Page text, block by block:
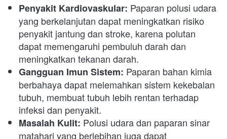
Penyakit Kardiovaskular: Paparan polusi udara
yang berkelanjutan dapat meningkatkan risiko
penyakit jantung dan stroke, karena polutan
dapat memengaruhi pembuluh darah dan
meningkatkan tekanan darah.
Gangguan Imun Sistem: Paparan bahan kimia
berbahaya dapat melemahkan sistem kekebalan
tubuh, membuat tubuh lebih rentan terhadap
infeksi dan penyakit.
Masalah Kulit: Polusi udara dan paparan sinar
matahari yang berlebihan juga dapat